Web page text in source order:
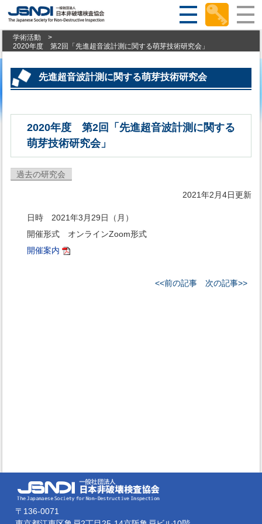
学術活動
>
2020年度 第2回「先進超音波計測に関する萌芽技術研究会」
先進超音波計測に関する萌芽技術研究会
2020年度 第2回「先進超音波計測に関する
萌芽技術研究会」
過去の研究会
2021年2月4日更新
日時 2021年3月29日（月）
開催形式 オンラインZoom形式
開催案内
<<前の記事 次の記事>>
〒136-0071